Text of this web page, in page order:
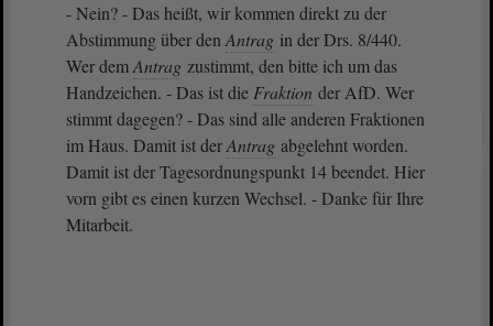
- Nein? - Das heißt, wir kommen direkt zu der
Abstimmung über den Antrag in der Drs. 8/440.
Wer demAntrag zustimmt, den bitte ich um das
Handzeichen. - Das ist die Fraktion der AfD. Wer
stimmt dagegen? - Das sind alle anderen Fraktionen
im Haus. Damit ist derAntrag abgelehnt worden.
Damit ist der Tagesordnungspunkt 14 beendet. Hier
vorn gibt es einen kurzen Wechsel. - Danke für Ihre
Mitarbeit.